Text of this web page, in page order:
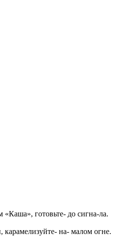
готовьте- до сигна-ла.
на- малом огне.